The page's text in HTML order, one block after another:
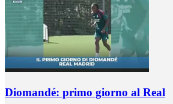
Diomandé: primo giorno al Real